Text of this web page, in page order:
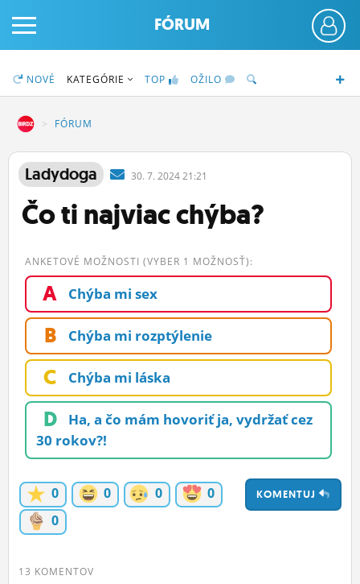
PRIHLÁS SA
ČINŽIAK
STATUSY
BLOGY
OBRÁZKY
ĽUDIA
MÔJ PROFIL
NASTAVENIA
ROLETA
FÓRUM
NOVÉ KATEGÓRIE TOP OŽILO
FÓRUM
Ladydoga 30. 7. 2024 21:21
Čo ti najviac chýba?
ANKETOVÉ MOŽNOSTI (VYBER 1 MOŽNOSŤ):
A Chýba mi sex
B Chýba mi rozptýlenie
C Chýba mi láska
D
Ha, a čo mám hovoriť ja, vydržať cez
30 rokov?!
KOMENTUJ
0 0 0
0
0
13 KOMENTOV